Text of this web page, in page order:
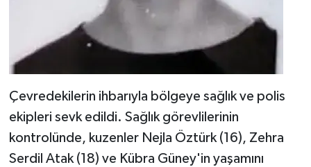
Çevredekilerin ihbarıyla bölgeye sağlık ve polis
ekipleri sevk edildi. Sağlık görevlilerinin
kontrolünde, kuzenler Nejla Öztürk (16), Zehra
Serdil Atak (18) ve Kübra Güney'in yaşamını